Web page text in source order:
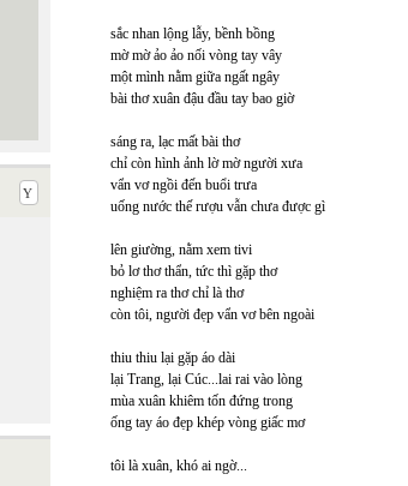
sắc nhan lộng lẫy, bềnh bồng
mờ mờ ảo ảo nối vòng tay vây
một mình nằm giữa ngất ngây
bài thơ xuân đậu đầu tay bao giờ
sáng ra, lạc mất bài thơ
chỉ còn hình ảnh lờ mờ người xưa
vẩn vơ ngồi đến buổi trưa
uống nước thế rượu vẫn chưa được gì
lên giường, nằm xem tivi
bỏ lơ thơ thẩn, tức thì gặp thơ
nghiệm ra thơ chỉ là thơ
còn tôi, người đẹp vẩn vơ bên ngoài
thiu thiu lại gặp áo dài
lại Trang, lại Cúc...lai rai vào lòng
mùa xuân khiêm tốn đứng trong
ống tay áo đẹp khép vòng giấc mơ
tôi là xuân, khó ai ngờ...